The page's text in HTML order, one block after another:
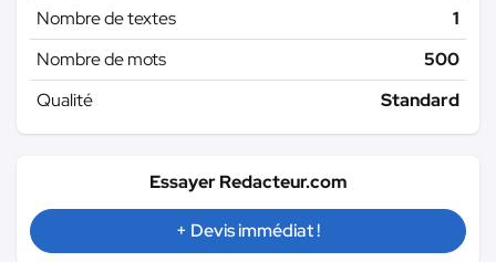
Nombre de textes
1
Nombre de mots
500
Qualité
Standard
Essayer Redacteur.com
+ Devis immédiat !